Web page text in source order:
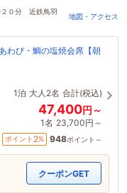
２０分 近鉄鳥羽
地図・アクセス
わび・鯛の塩焼会席【朝
1泊 大人2名 合計(税込)
47,400円～
1名 23,700円～
ポイント 2% 948ポイント～
クーポンGET